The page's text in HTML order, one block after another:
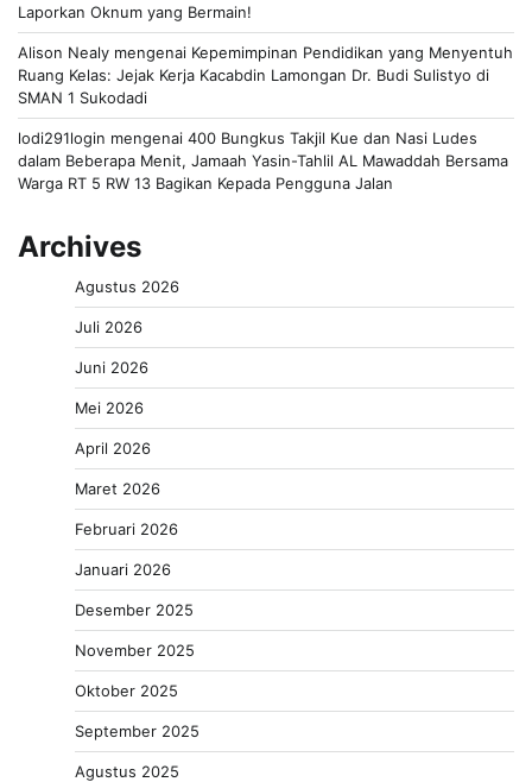
Laporkan Oknum yang Bermain!
Alison Nealy mengenai Kepemimpinan Pendidikan yang Menyentuh
Ruang Kelas: Jejak Kerja Kacabdin Lamongan Dr. Budi Sulistyo di
SMAN 1 Sukodadi
lodi291login mengenai 400 Bungkus Takjil Kue dan Nasi Ludes
dalam Beberapa Menit, Jamaah Yasin-Tahlil AL Mawaddah Bersama
Warga RT 5 RW 13 Bagikan Kepada Pengguna Jalan
Archives
Agustus 2026
Juli 2026
Juni 2026
Mei 2026
April 2026
Maret 2026
Februari 2026
Januari 2026
Desember 2025
November 2025
Oktober 2025
September 2025
Agustus 2025